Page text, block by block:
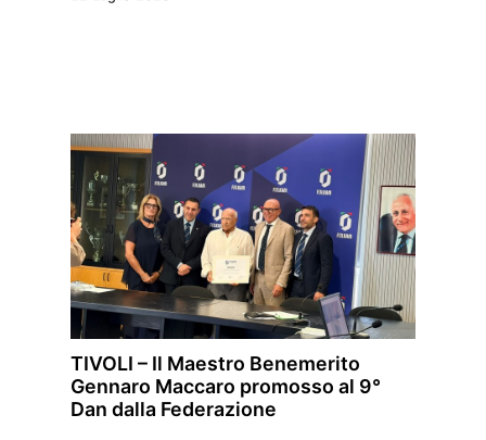
TIVOLI – Il Maestro Benemerito
Gennaro Maccaro promosso al 9°
Dan dalla Federazione